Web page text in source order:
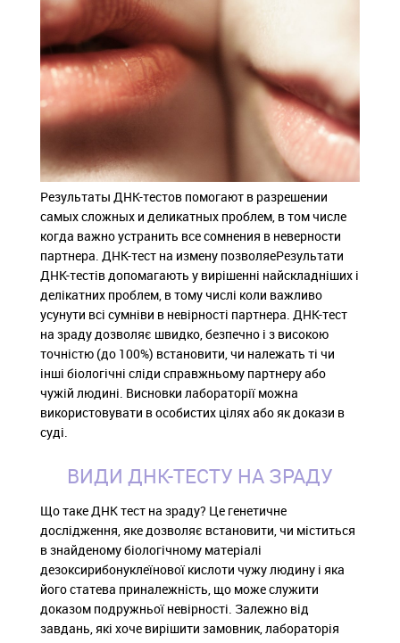
Результаты ДНК-тестов помогают в разрешении
самых сложных и деликатных проблем, в том числе
когда важно устранить все сомнения в неверности
партнера. ДНК-тест на измену позволяеРезультати
ДНК-тестів допомагають у вирішенні найскладніших і
делікатних проблем, в тому числі коли важливо
усунути всі сумніви в невірності партнера. ДНК-тест
на зраду дозволяє швидко, безпечно і з високою
точністю (до 100%) встановити, чи належать ті чи
інші біологічні сліди справжньому партнеру або
чужій людині. Висновки лабораторії можна
використовувати в особистих цілях або як докази в
суді.
ВИДИ ДНК-ТЕСТУ НА ЗРАДУ
Що таке ДНК тест на зраду? Це генетичне
дослідження, яке дозволяє встановити, чи міститься
в знайденому біологічному матеріалі
дезоксирибонуклеїнової кислоти чужу людину і яка
його статева приналежність, що може служити
доказом подружньої невірності. Залежно від
завдань, які хоче вирішити замовник, лабораторія